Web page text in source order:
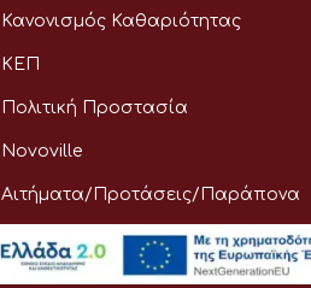
Κανονισμός Καθαριότητας
ΚΕΠ
Πολιτική Προστασία
Novoville
Αιτήματα/Προτάσεις/Παράπονα